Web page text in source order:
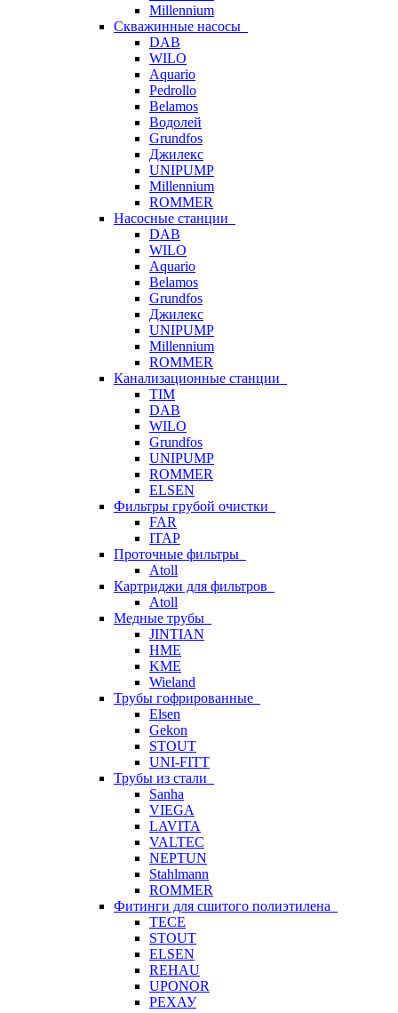
Millennium
Скважинные насосы
DAB
WILO
Aquario
Pedrollo
Belamos
Водолей
Grundfos
Джилекс
UNIPUMP
Millennium
ROMMER
Насосные станции
DAB
WILO
Aquario
Belamos
Grundfos
Джилекс
UNIPUMP
Millennium
ROMMER
Канализационные станции
TIM
DAB
WILO
Grundfos
UNIPUMP
ROMMER
ELSEN
Фильтры грубой очистки
FAR
ITAP
Проточные фильтры
Atoll
Картриджи для фильтров
Atoll
Медные трубы
JINTIAN
HME
KME
Wieland
Трубы гофрированные
Elsen
Gekon
STOUT
UNI-FITT
Трубы из стали
Sanha
VIEGA
LAVITA
VALTEC
NEPTUN
Stahlmann
ROMMER
Фитинги для сшитого полиэтилена
TECE
STOUT
ELSEN
REHAU
UPONOR
РЕХАУ